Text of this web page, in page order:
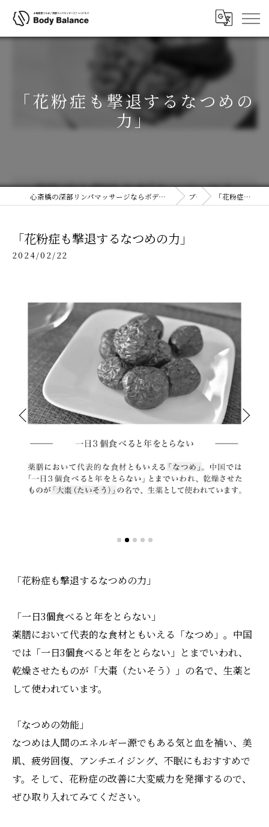
「花粉症も撃退するなつめの
力」
心斎橋の深部リンパマッサージならボディコルギ&ヘッドスパ(ヘッドコルギ)専門店ボディバランス 大阪心斎橋店 ブログ 「花粉症も撃退するなつめの力」
「花粉症も撃退するなつめの力」
2024/02/22
「花粉症も撃退するなつめの力」
「一日3個食べると年をとらない」
薬膳において代表的な食材ともいえる「なつめ」。中国
では「一日3個食べると年をとらない」とまでいわれ、
乾燥させたものが「大棗（たいそう）」の名で、生薬と
して使われています。
「なつめの効能」
なつめは人間のエネルギー源でもある気と血を補い、美
肌、疲労回復、アンチエイジング、不眠にもおすすめで
す。そして、花粉症の改善に大変威力を発揮するので、
ぜひ取り入れてみてください。